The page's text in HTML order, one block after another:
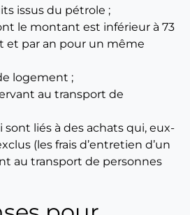
issus du pétrole ;
le montant est inférieur à 73
et par an pour un même
logement ;
au transport de
sont liés à des achats qui, eux-
(les frais d’entretien d’un
au transport de personnes